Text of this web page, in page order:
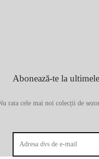
Abonează-te la
rata cele mai noi colecții de